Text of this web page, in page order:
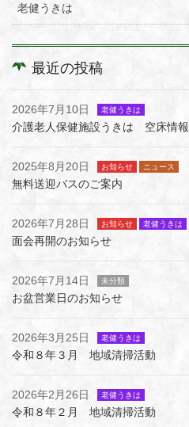
老健うきは
最近の投稿
2026年7月10日 老健うきは
介護老人保健施設うきは 空床情報
2025年8月20日 お知らせ ニュース
無料送迎バスのご案内
2026年7月28日 お知らせ 老健うきは
面会再開のお知らせ
2026年7月14日 未分類
お盆営業日のお知らせ
2026年3月25日 老健うきは
令和８年３月 地域清掃活動
2026年2月26日 老健うきは
令和８年２月 地域清掃活動